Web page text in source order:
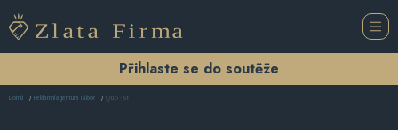
Přihlaste se do soutěže
Domů Reklamní agentura Tábor Quo - St